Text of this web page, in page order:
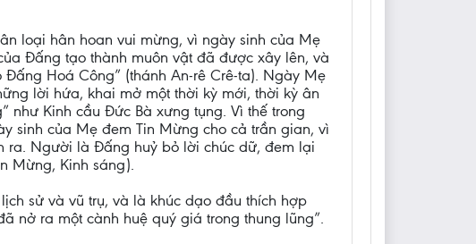
loại hân hoan vui mừng, vì ngày sinh của Mẹ
Đấng tạo thành muôn vật đã được xây lên, và
Hoá Công” (thánh An-rê Crê-ta). Ngày Mẹ
lời hứa, khai mở một thời kỳ mới, thời kỳ ân
như Kinh cầu Đức Bà xưng tụng. Vì thế trong
sinh của Mẹ đem Tin Mừng cho cả trần gian, vì
ra. Người là Đấng huỷ bỏ lời chúc dữ, đem lại
Mừng, Kinh sáng).
sử và vũ trụ, và là khúc dạo đầu thích hợp
nở ra một cành huệ quý giá trong thung lũng”.